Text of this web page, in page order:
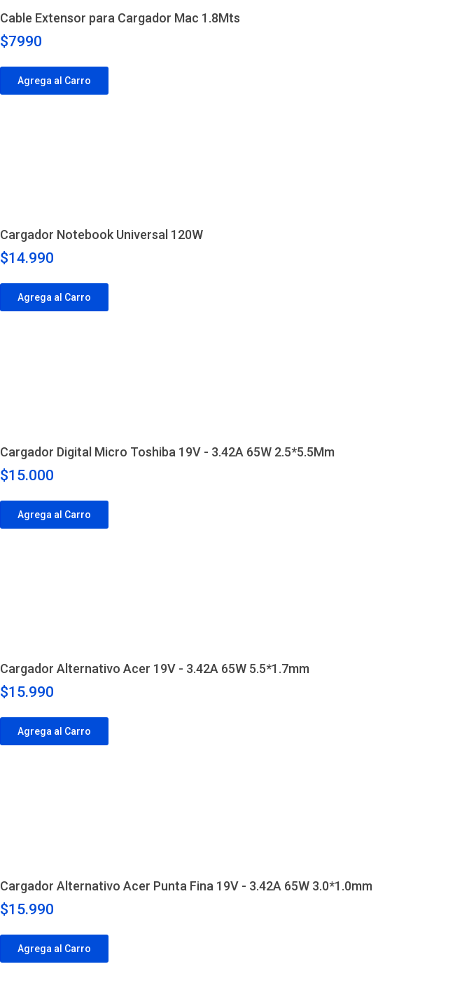
Cable Extensor para Cargador Mac 1.8Mts
$7990
Agrega al Carro
Cargador Notebook Universal 120W
$14.990
Agrega al Carro
Cargador Digital Micro Toshiba 19V - 3.42A 65W 2.5*5.5Mm
$15.000
Agrega al Carro
Cargador Alternativo Acer 19V - 3.42A 65W 5.5*1.7mm
$15.990
Agrega al Carro
Cargador Alternativo Acer Punta Fina 19V - 3.42A 65W 3.0*1.0mm
$15.990
Agrega al Carro